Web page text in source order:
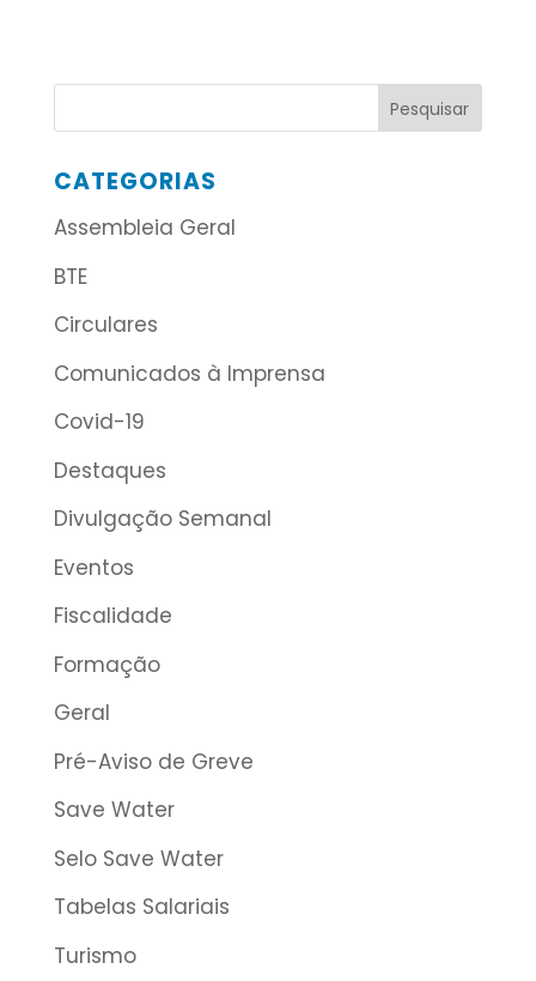
CATEGORIAS
Assembleia Geral
BTE
Circulares
Comunicados à Imprensa
Covid-19
Destaques
Divulgação Semanal
Eventos
Fiscalidade
Formação
Geral
Pré-Aviso de Greve
Save Water
Selo Save Water
Tabelas Salariais
Turismo